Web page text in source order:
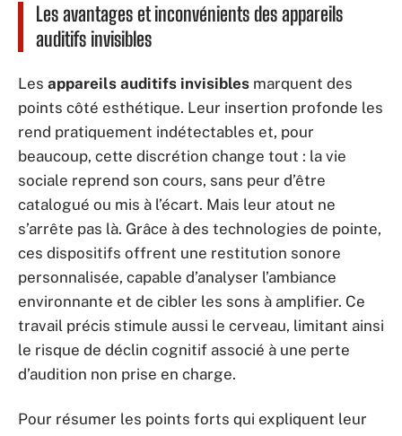
Les avantages et inconvénients des appareils
auditifs invisibles
Les appareils auditifs invisibles marquent des
points côté esthétique. Leur insertion profonde les
rend pratiquement indétectables et, pour
beaucoup, cette discrétion change tout : la vie
sociale reprend son cours, sans peur d’être
catalogué ou mis à l’écart. Mais leur atout ne
s’arrête pas là. Grâce à des technologies de pointe,
ces dispositifs offrent une restitution sonore
personnalisée, capable d’analyser l’ambiance
environnante et de cibler les sons à amplifier. Ce
travail précis stimule aussi le cerveau, limitant ainsi
le risque de déclin cognitif associé à une perte
d’audition non prise en charge.
Pour résumer les points forts qui expliquent leur